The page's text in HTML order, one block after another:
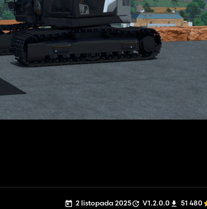
2 listopada 2025 V1.2.0.0 51 480